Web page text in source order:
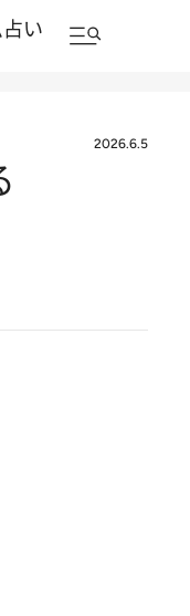
占い
2026.6.5